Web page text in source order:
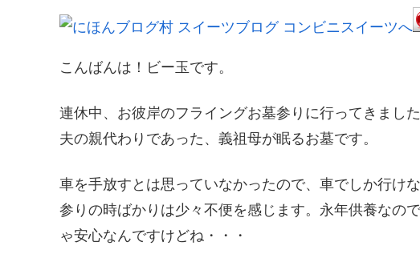
こんばんは！ビー玉です。
連休中、お彼岸のフライングお墓参りに行ってきました
夫の親代わりであった、義祖母が眠るお墓です。
車を手放すとは思っていなかったので、車でしか行け
参りの時ばかりは少々不便を感じます。永年供養なの
ゃ安心なんですけどね・・・